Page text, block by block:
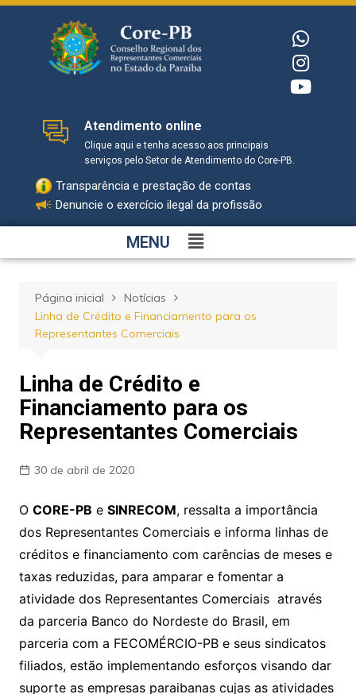
Atendimento online
Clique aqui e tenha acesso aos principais
serviços pelo Setor de Atendimento do Core-PB.
Transparência e prestação de contas
Denuncie o exercício ilegal da profissão
MENU
Página inicial
Notícias
Linha de Crédito e Financiamento para os
Representantes Comerciais
Linha de Crédito e
Financiamento para os
Representantes Comerciais
30 de abril de 2020
O CORE-PB e SINRECOM, ressalta a importância
dos Representantes Comerciais e informa linhas de
créditos e financiamento com carências de meses e
taxas reduzidas, para amparar e fomentar a
atividade dos Representantes Comerciais através
da parceria Banco do Nordeste do Brasil, em
parceria com a FECOMÉRCIO-PB e seus sindicatos
filiados, estão implementando esforços visando dar
suporte as empresas paraibanas cujas as atividades